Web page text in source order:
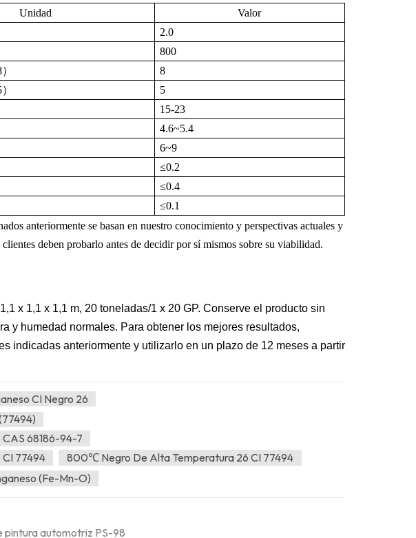
Unidad
Valor
2.0
800
）
8
）
5
15-23
4.6~5.4
6~9
≤0.2
≤0.4
≤0.1
anteriormente se basan en nuestro conocimiento y perspectivas actuales y
deben probarlo antes de decidir por sí mismos sobre su viabilidad.
x 1,1 x 1,1 m, 20 toneladas/1 x 20 GP. Conserve el producto sin
y humedad normales. Para obtener los mejores resultados,
indicadas anteriormente y utilizarlo en un plazo de 12 meses a partir
CI Negro 26
68186-94-7
77494
800℃ Negro De Alta Temperatura 26 CI 77494
(Fe-Mn-O)
pintura automotriz PS-98